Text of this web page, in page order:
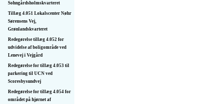
Sohngårdsholmskvarteret
Tillæg 4.051 Lokalscenter Nøhr
Sørensens Vej,
Grønlandskvarteret
Redegørelse tillæg 4.052 for
udvidelse af boligområde ved
Lenevej i Vejgård
Redegørelse for tillæg 4.053 til
parkering til UCN ved
Scoresbysundvej
Redegørelse for tillæg 4.054 for
området på hjørnet af